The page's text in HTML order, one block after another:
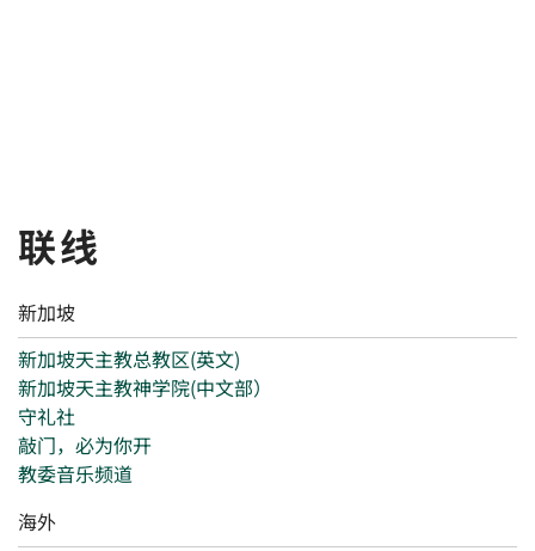
联线
新加坡
新加坡天主教总教区(英文)
新加坡天主教神学院(中文部）
守礼社
敲门，必为你开
教委音乐频道
海外